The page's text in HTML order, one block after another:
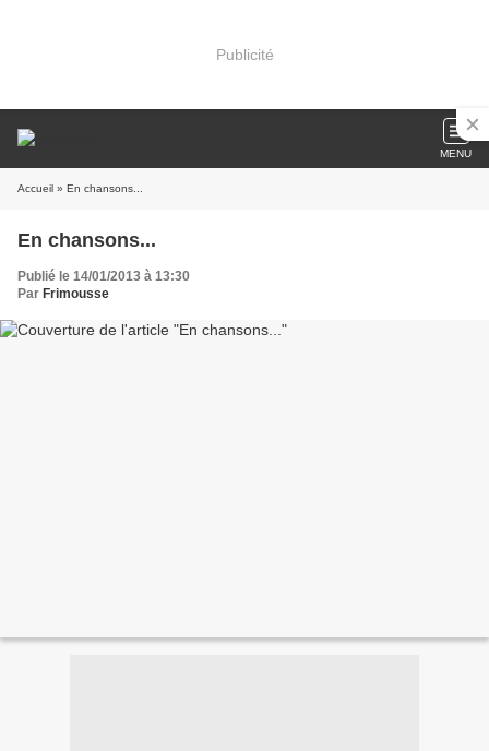
Publicité
MENU
Accueil » En chansons...
En chansons...
Publié le 14/01/2013 à 13:30
Par Frimousse